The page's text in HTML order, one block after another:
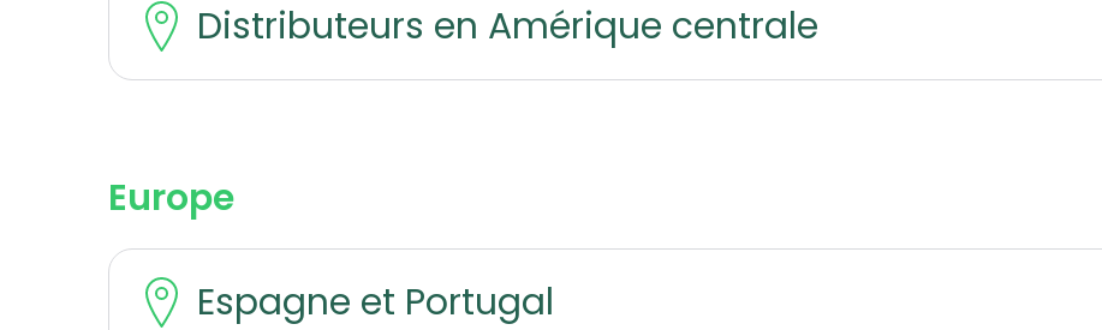
Distributeurs en Amérique centrale
Europe
Espagne et Portugal